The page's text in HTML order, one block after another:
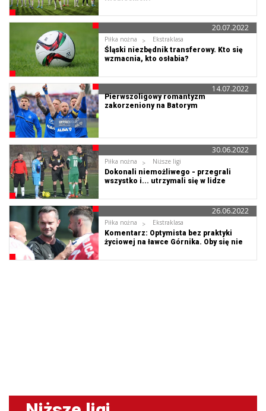
Piłka nożna
Ekstraklasa
Śląski niezbędnik transferowy. Kto się
wzmacnia, kto osłabia?
20.07.2022
Pierwszoligowy romantyzm
zakorzeniony na Batorym
14.07.2022
Piłka nożna
Niższe ligi
Dokonali niemożliwego - przegrali
wszystko i... utrzymali się w lidze
30.06.2022
Piłka nożna
Ekstraklasa
Komentarz: Optymista bez praktyki
życiowej na ławce Górnika. Oby się nie
26.06.2022